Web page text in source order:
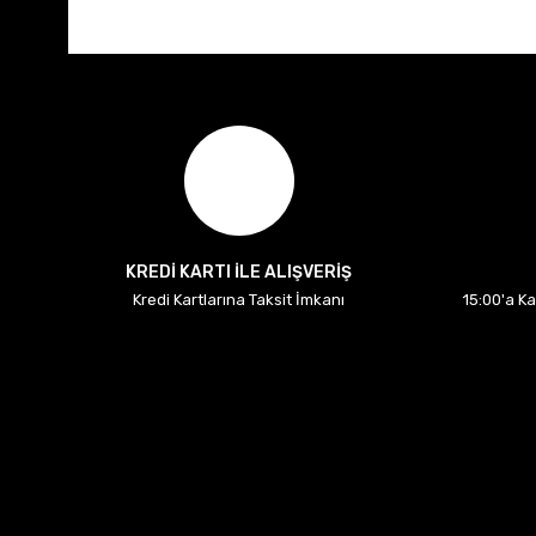
KREDİ KARTI İLE ALIŞVERİŞ
Kredi Kartlarına Taksit İmkanı 15:00'a